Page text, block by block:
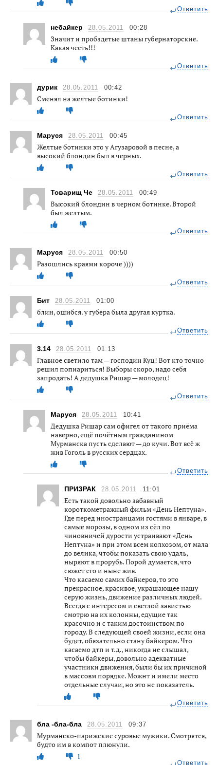
Ответить
небайкер 28.05.2011 00:28
Значит и пробздетые штаны губернаторские.
Какая честь!!!
Ответить
дурик 28.05.2011 00:42
Сменял на желтые ботинки!
Ответить
Маруся 28.05.2011 00:45
Желтые ботинки это у Агузаровой в песне, а
высокий блондин был в черных.
Ответить
Товарищ Че 28.05.2011 00:49
Высокий блондин в черном ботинке. Второй
был желтым.
Ответить
Маруся 28.05.2011 00:50
Разошлись краями короче ))))
Ответить
Бит 28.05.2011 01:00
блин, ошибся. у губера была другая куртка.
Ответить
3.14 28.05.2011 01:13
Главное светило там — господин Куц! Вот кто точно
решил попиариться! Выборы скоро, надо себя
запродать! А дедушка Ришар — молодец!
Ответить
Маруся 28.05.2011 10:41
Дедушка Ришар сам офигел от такого приёма
наверно, ещё почётным гражданином
Мурманска пусть сделают — до кучи. Вот всё ж
жив Гоголь в русских сердцах.
Ответить
ПРИЗРАК 28.05.2011 11:01
Есть такой довольно забавный
короткометражный фильм «День Нептуна».
Где перед иностранцами гостями в январе, в
самые морозы, в одном из сёл по
чиновничей дурости устраивают «День
Нептуна» и при этом всем колхозом, от мала
до велика, чтобы показать свою удаль,
ныряют в прорубь. Порой думается, что
сюжет его и ныне жив.
Что касаемо самих байкеров, то это
прекрасное, красивое, украшающее нашу
серую жизнь, движение различных людей.
Всегда с интересом и светлой завистью
смотрю на их колонны, едущие так
красочно и с таким достоинством по
городу. В следующей своей жизни, если она
будет, обязательно стану байкером. Что
касаемо дтп и т.д., никогда не слышал,
чтобы байкеры, довольно адекватные
участники движения, были бы их причиной
в массовм порядке. Можнт и имели место
отдельные случаи, но это не показатель.
Ответить
бла -бла-бла 28.05.2011 09:37
Мурманско-парижские суровые мужики. Смотрятся,
будто им в компот плюнули.
1
Ответить